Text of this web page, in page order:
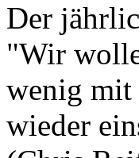
Der
"Wir
wenig mit
wieder